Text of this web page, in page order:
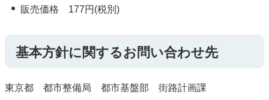
販売価格 177円(税別)
基本方針に関するお問い合わせ先
東京都 都市整備局 都市基盤部 街路計画課